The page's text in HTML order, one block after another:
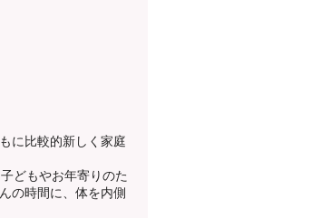
に比較的新しく家庭
どもやお年寄りのた
の時間に、体を内側